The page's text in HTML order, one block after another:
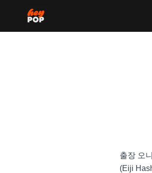
출장 오
(Eiji